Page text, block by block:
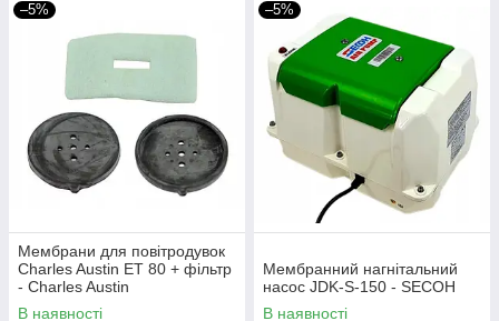
–5%
Мембрани для повітродувок
Charles Austin ET 80 + фільтр
- Charles Austin
В наявності
–5%
Мембранний нагнітальний
насос JDK-S-150 - SECOH
В наявності